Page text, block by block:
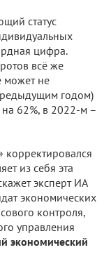
статус
цифра.
всё же
может не
годом)
62%, в 2022-м –
корректировался
из себя эта
эксперт ИА
экономических
контроля,
управления
экономический